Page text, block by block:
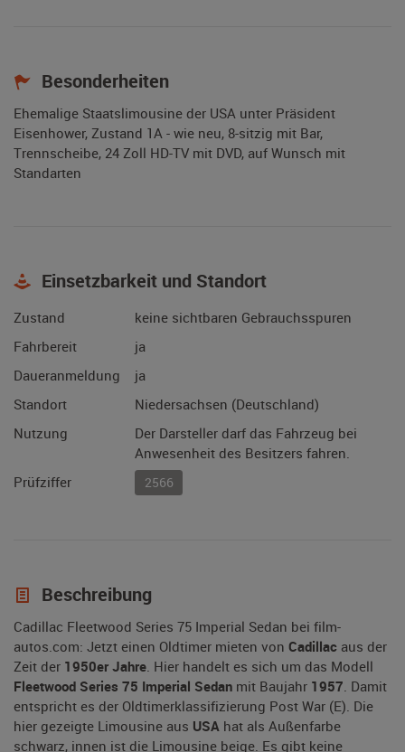
Besonderheiten
Ehemalige Staatslimousine der USA unter Präsident
Eisenhower, Zustand 1A - wie neu, 8-sitzig mit Bar,
Trennscheibe, 24 Zoll HD-TV mit DVD, auf Wunsch mit
Standarten
Einsetzbarkeit und Standort
Zustand
keine sichtbaren Gebrauchsspuren
Fahrbereit
ja
Daueranmeldung
ja
Standort
Niedersachsen (Deutschland)
Nutzung
Der Darsteller darf das Fahrzeug bei
Anwesenheit des Besitzers fahren.
Prüfziffer
2566
Beschreibung
Cadillac Fleetwood Series 75 Imperial Sedan bei film-
autos.com: Jetzt einen Oldtimer mieten von Cadillac aus der
Zeit der 1950er Jahre. Hier handelt es sich um das Modell
Fleetwood Series 75 Imperial Sedan mit Baujahr 1957. Damit
entspricht es der Oldtimerklassifizierung Post War (E). Die
hier gezeigte Limousine aus USA hat als Außenfarbe
schwarz, innen ist die Limousine beige. Es gibt keine